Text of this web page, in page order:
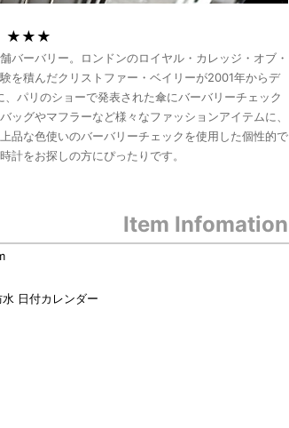
★★★
バーバリー。ロンドンのロイヤル・カレッジ・オブ・
を積んだクリストファー・ベイリーが2001年からデ
パリのショーで発表された傘にバーバリーチェック
ッグやマフラーなど様々なファッションアイテムに、
品な色使いのバーバリーチェックを使用した個性的で
計をお探しの方にぴったりです。
Item Infomation
日付カレンダー